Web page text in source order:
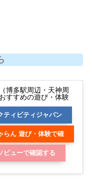
博多駅周辺・天神周
すすめの遊び・体験
ティビティジャパン
らん 遊び・体験で確
る
ビューで確認する